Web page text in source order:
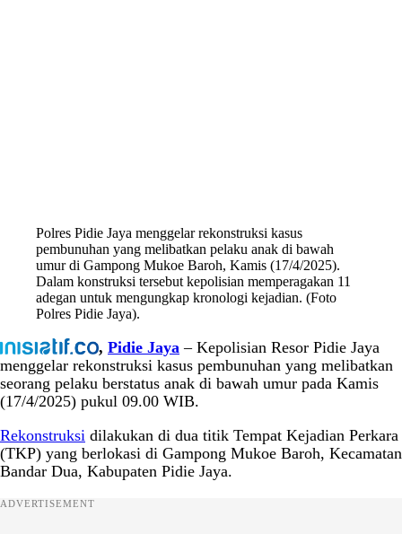
Polres Pidie Jaya menggelar rekonstruksi kasus
pembunuhan yang melibatkan pelaku anak di bawah
umur di Gampong Mukoe Baroh, Kamis (17/4/2025).
Dalam konstruksi tersebut kepolisian memperagakan 11
adegan untuk mengungkap kronologi kejadian. (Foto
Polres Pidie Jaya).
, Pidie Jaya – Kepolisian Resor Pidie Jaya
menggelar rekonstruksi kasus pembunuhan yang melibatkan
seorang pelaku berstatus anak di bawah umur pada Kamis
(17/4/2025) pukul 09.00 WIB.
Rekonstruksi dilakukan di dua titik Tempat Kejadian Perkara
(TKP) yang berlokasi di Gampong Mukoe Baroh, Kecamatan
Bandar Dua, Kabupaten Pidie Jaya.
ADVERTISEMENT